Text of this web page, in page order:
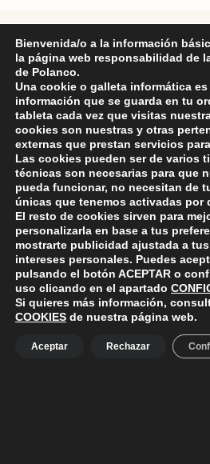
Skip back to main navigation
ayuntamiento de
AYUNTAMIENTO DE POLANCO
Ayuntamiento de Polanco. La
Cantabria.
+34 942 82 42 00
Compromiso con la Protección de
Cookies-Política de Privacidad-
Facebook
TwitterYouTube
Bienvenida/o a la información
la página web responsabilidad de
de Polanco.
Una cookie o galleta informática
información que se guarda en tu
tableta cada vez que visitas
cookies son nuestras y otras
externas que prestan servicios
Las cookies pueden ser de varios
técnicas son necesarias para que
pueda funcionar, no necesitan de
únicas que tenemos activadas por
El resto de cookies sirven para
personalizarla en base a tus
mostrarte publicidad ajustada a
intereses personales. Puedes
pulsando el botón ACEPTAR o
uso clicando en el apartado
Si quieres más información,
COOKIES de nuestra página web.
Aceptar Rechazar